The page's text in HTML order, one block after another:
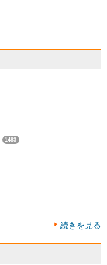
1483
続きを見る